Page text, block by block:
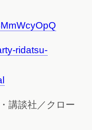
ridatsu-
講談社／クロー